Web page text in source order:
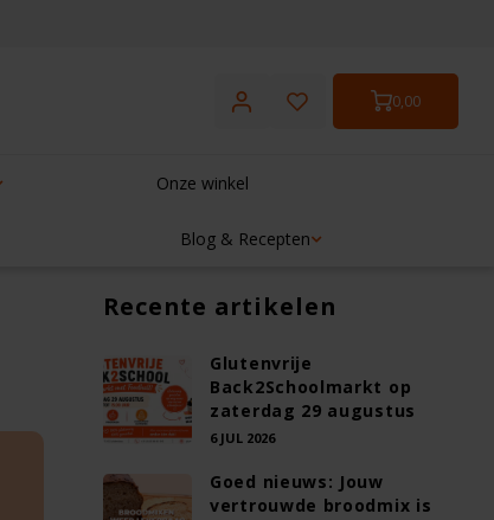
0,00
Onze winkel
Blog & Recepten
Recente artikelen
Glutenvrije
Back2Schoolmarkt op
zaterdag 29 augustus
6 JUL 2026
Goed nieuws: Jouw
vertrouwde broodmix is